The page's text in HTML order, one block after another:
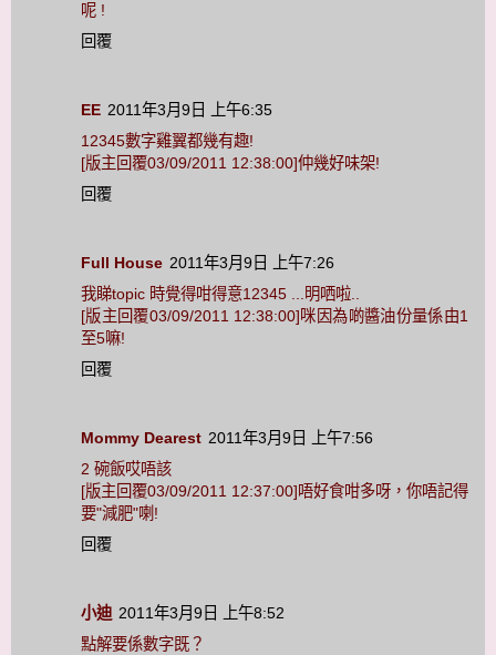
呢 !
回覆
EE 2011年3月9日 上午6:35
12345數字雞翼都幾有趣!
[版主回覆03/09/2011 12:38:00]仲幾好味架!
回覆
Full House 2011年3月9日 上午7:26
我睇topic 時覺得咁得意12345 ...明哂啦..
[版主回覆03/09/2011 12:38:00]咪因為啲醬油份量係由1
至5嘛!
回覆
Mommy Dearest 2011年3月9日 上午7:56
2 碗飯哎唔該
[版主回覆03/09/2011 12:37:00]唔好食咁多呀，你唔記得
要"減肥"喇!
回覆
小迪 2011年3月9日 上午8:52
點解要係數字既？